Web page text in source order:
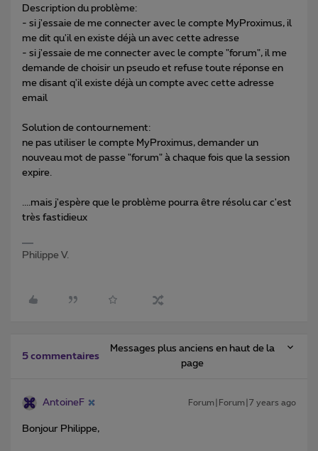
Description du problème:
- si j'essaie de me connecter avec le compte MyProximus, il
me dit qu'il en existe déjà un avec cette adresse
- si j'essaie de me connecter avec le compte "forum", il me
demande de choisir un pseudo et refuse toute réponse en
me disant q'il existe déjà un compte avec cette adresse
email
Solution de contournement:
ne pas utiliser le compte MyProximus, demander un
nouveau mot de passe "forum" à chaque fois que la session
expire.
....mais j'espère que le problème pourra être résolu car c'est
très fastidieux
Philippe V.
5 commentaires
Messages plus anciens en haut de la
page
AntoineF Forum|Forum|7 years ago
Bonjour Philippe,